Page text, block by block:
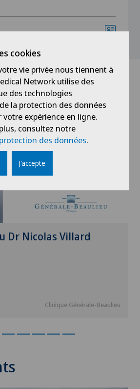
Dr Nicolas Villard
Clinique Générale-Beaulieu
cookies
vie privée nous tiennent à
Network utilise des
des technologies
la protection des données
expérience en ligne.
consultez notre
des données.
J'accepte